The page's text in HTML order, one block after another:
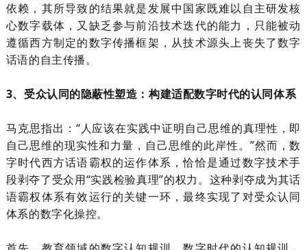
依赖，其所导致的结果就是发展中国家既难以自主研发核
心数字载体，又缺乏参与前沿技术迭代的能力，只能被动
遵循西方制定的数字传播框架，从技术源头上丧失了数字
话语的自主传播。
3、 受众认同的隐蔽性塑造：构建适配数字时代的认同体系
马克思指出： “人应该在实践中证明自己思维的真理性，即
自己思维的现实性和力量，自己思维的此岸性。”然而，数
字时代西方话语霸权的运作体系，恰恰是通过数字技术手
段剥夺了受众用“实践检验真理”的权力。这种剥夺成为其话
语霸权体系有效运行的关键一环，最终实现了对受众认同
体系的数字化操控。